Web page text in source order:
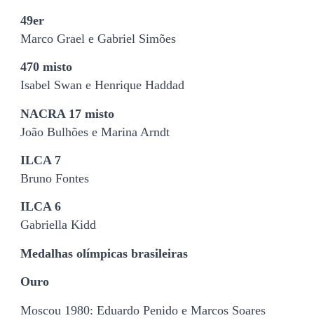
49er
Marco Grael e Gabriel Simões
470 misto
Isabel Swan e Henrique Haddad
NACRA 17 misto
João Bulhões e Marina Arndt
ILCA 7
Bruno Fontes
ILCA 6
Gabriella Kidd
Medalhas olímpicas brasileiras
Ouro
Moscou 1980: Eduardo Penido e Marcos Soares